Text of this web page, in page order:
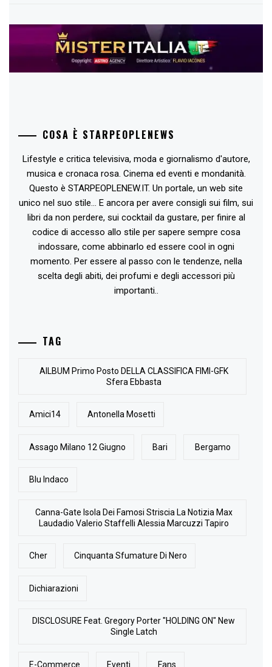
COSA È STARPEOPLENEWS
Lifestyle e critica televisiva, moda e giornalismo d'autore,
musica e cronaca rosa. Cinema ed eventi e mondanità.
Questo è STARPEOPLENEW.IT. Un portale, un web site
unico nel suo stile... E ancora per avere consigli sui film, sui
libri da non perdere, sui cocktail da gustare, per finire al
codice di accesso allo stile per sapere sempre cosa
indossare, come abbinarlo ed essere cool in ogni
momento. Per essere al passo con le tendenze, nella
scelta degli abiti, dei profumi e degli accessori più
importanti..
TAG
AlLBUM Primo Posto DELLA CLASSIFICA FIMI-GFK
Sfera Ebbasta
Amici14 Antonella Mosetti
Assago Milano 12 Giugno Bari Bergamo
Blu Indaco
Canna-Gate Isola Dei Famosi Striscia La Notizia Max
Laudadio Valerio Staffelli Alessia Marcuzzi Tapiro
Cher Cinquanta Sfumature Di Nero
Dichiarazioni
DISCLOSURE Feat. Gregory Porter "HOLDING ON" New
Single Latch
E-Commerce Eventi Fans